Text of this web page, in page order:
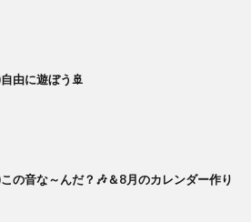
由に遊ぼう🚢
の音な～んだ？🎶＆8月のカレンダー作り